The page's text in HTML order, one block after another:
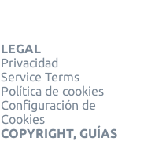
LEGAL
Privacidad
Service Terms
Política de cookies
Configuración de
Cookies
COPYRIGHT, GUÍAS